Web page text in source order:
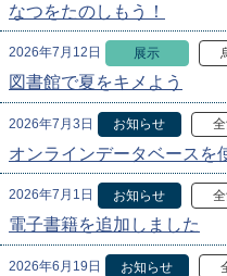
なつをたのしもう！
2026年7月12日 展示
図書館で夏をキメよう
2026年7月3日 お知らせ
オンラインデータベースを
2026年7月1日 お知らせ
電子書籍を追加しました
2026年6月19日 お知らせ